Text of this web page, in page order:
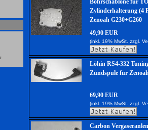
Bohrschablone für
Zylinderhalterung (4
Zenoah G230+G260
49,90 EUR
(inkl. 19% MwSt. zzgl.
Löhin RS4-332
Zündspule für
69,90 EUR
(inkl. 19% MwSt. zzgl.
Carbon